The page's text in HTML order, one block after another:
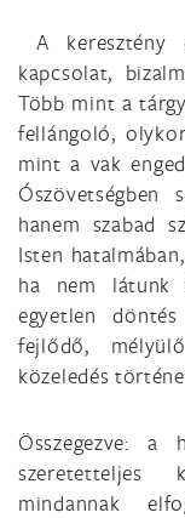
A keresztény
kapcsolat,
Több mint a
fellángoló,
mint a vak
Ószövetségben
hanem szabad
Isten
ha nem látunk
egyetlen
fejlődő,
közeledés
Összegezve: a
szeretetteljes
mindannak